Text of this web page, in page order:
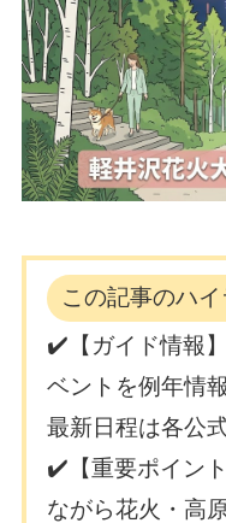
この記事のハイ
✔️【ガイド情報
ベントを例年情
最新日程は各公
✔️【重要ポイン
ながら花火・高